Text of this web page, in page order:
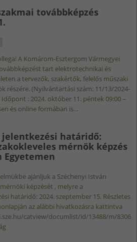
továbbképzés
A Komárom-Esztergom Vármegyei
tart elektrotechnikai és
a tervezők, szakértők, felelős műszaki
részére. (Nyilvántartási szám: 11/13/2024-
Időpont : 2024. október 11. péntek 09:00 –
és online formában is...
határidő:
mérnök képzés
Egyetemen
ajánljuk a Széchenyi István
képzését , melyre a
határidő: 2024. szeptember 15. Részletes
az alábbi hivatkozásra kattintva
catview/documlist/id/13488/m/8306